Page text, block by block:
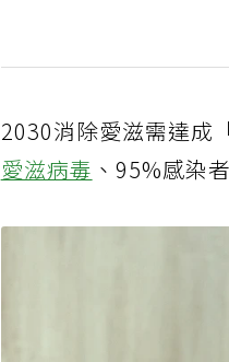
2030消除愛滋需達成
愛滋病毒 、95%感染